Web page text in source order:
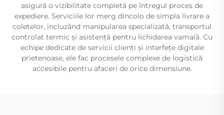
asigură o vizibilitate completă pe întregul proces de
expediere. Serviciile lor merg dincolo de simpla livrare a
coletelor, incluzând manipularea specializată, transportul
controlat termic și asistență pentru lichidarea vamală. Cu
echipe dedicate de servicii clienți și interfețe digitale
prietenoase, ele fac procesele complexe de logistică
accesibile pentru afaceri de orice dimensiune.